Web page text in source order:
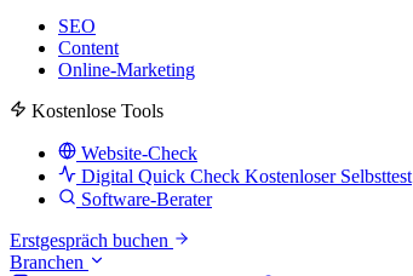
SEO
Content
Online-Marketing
Kostenlose Tools
Website-Check
Digital Quick Check Kostenloser Selbsttest
Software-Berater
Erstgespräch buchen
Branchen